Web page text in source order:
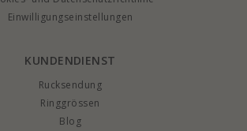
Einwilligungseinstellungen
KUNDENDIENST
Rucksendung
Ringgrössen
Blog